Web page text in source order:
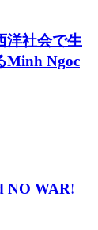
洋社会で生
Minh Ngoc
NO WAR!